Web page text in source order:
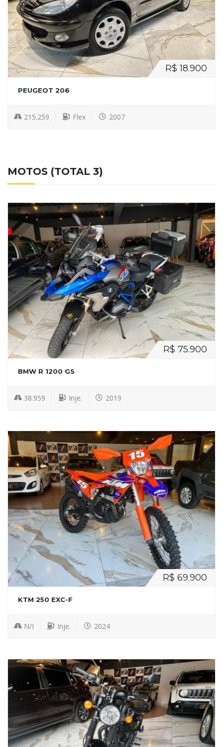
R$ 18.900
PEUGEOT 206
215.259 Flex 2007
MOTOS (TOTAL 3)
R$ 75.900
BMW R 1200 GS
38.959 Inje. 2019
R$ 69.900
KTM 250 EXC-F
N/I Inje. 2024